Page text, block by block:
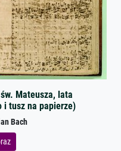
Mateusza, lata
i tusz na papierze)
Bach